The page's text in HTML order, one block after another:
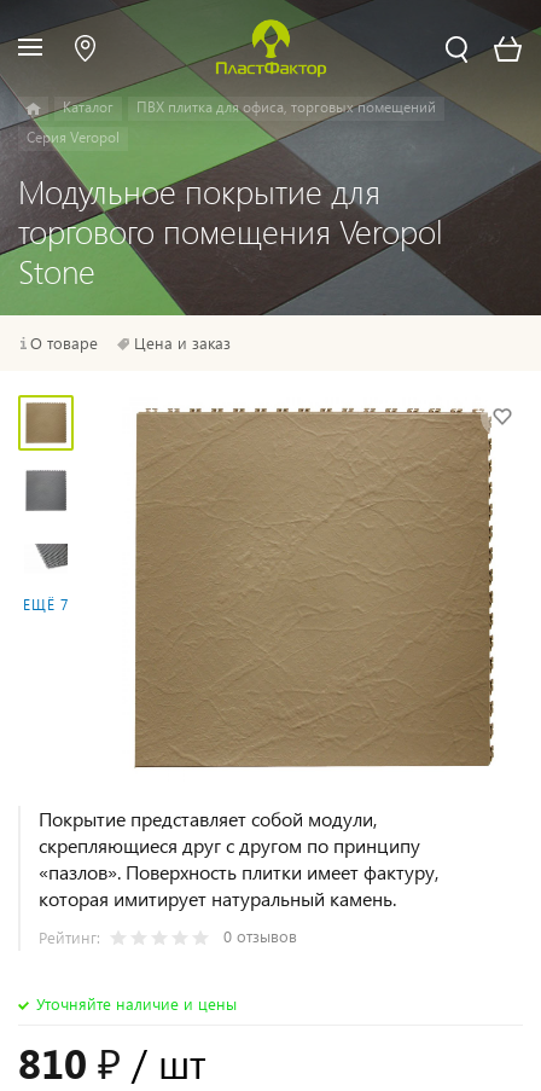
Каталог
ПВХ плитка для офиса, торговых помещений
Серия Veropol
Модульное покрытие для
торгового помещения Veropol
Stone
О товаре Цена и заказ
ЕЩЁ 7
Покрытие представляет собой модули,
скрепляющиеся друг с другом по принципу
«пазлов». Поверхность плитки имеет фактуру,
которая имитирует натуральный камень.
Рейтинг: 0 отзывов
Уточняйте наличие и цены
810 ₽ / шт